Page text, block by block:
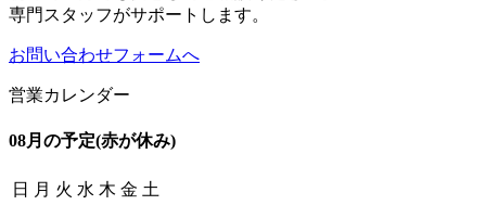
専門スタッフがサポートします。
お問い合わせフォームへ
営業カレンダー
08月の予定(赤が休み)
日 月 火 水 木 金 土